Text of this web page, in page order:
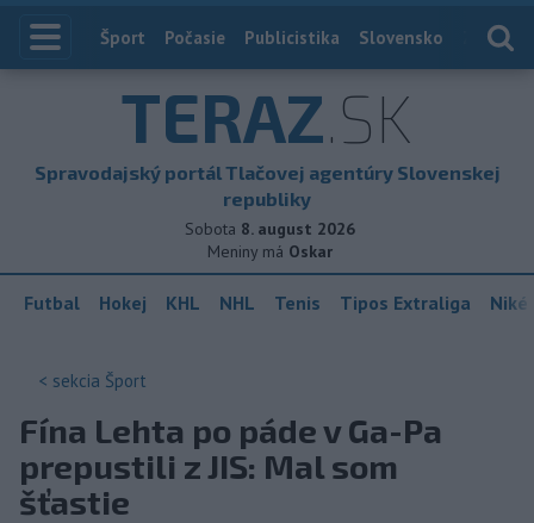
Index
Šport Počasie Publicistika Slovensko
TERAZ.SK
Spravodajský portál Tlačovej agentúry Slovenskej
republiky
Sobota 8. august 2026
Meniny má Oskar
Futbal Hokej KHL NHL Tenis Tipos Extraliga
< sekcia Šport
Fína Lehta po páde v Ga-Pa
prepustili z JIS: Mal som
šťastie